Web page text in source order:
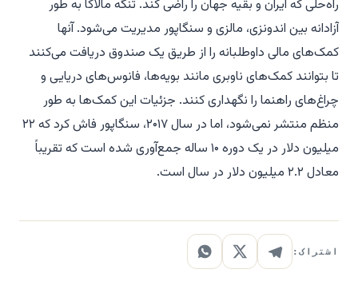
راه‌حلی که ایران و بقیه جهان را راضی کند. تنگه مالاکا به طور
آزادانه بین اندونزی، مالزی و سنگاپور مدیریت می‌شود. آنها
کمک‌های مالی داوطلبانه را از طریق یک صندوق دریافت می‌کنند
تا بتوانند کمک‌های ناوبری مانند بویه‌ها، فانوس‌های دریایی و
چراغ‌های راهنما را نگهداری کنند. جزئیات این کمک‌ها به طور
منظم منتشر نمی‌شود، اما در سال ۲۰۱۷، سنگاپور فاش کرد که ۲۲
میلیون دلار در یک دوره ۱۰ ساله جمع‌آوری شده است که تقریباً
معادل ۲.۲ میلیون دلار در سال است.
اشتراک: